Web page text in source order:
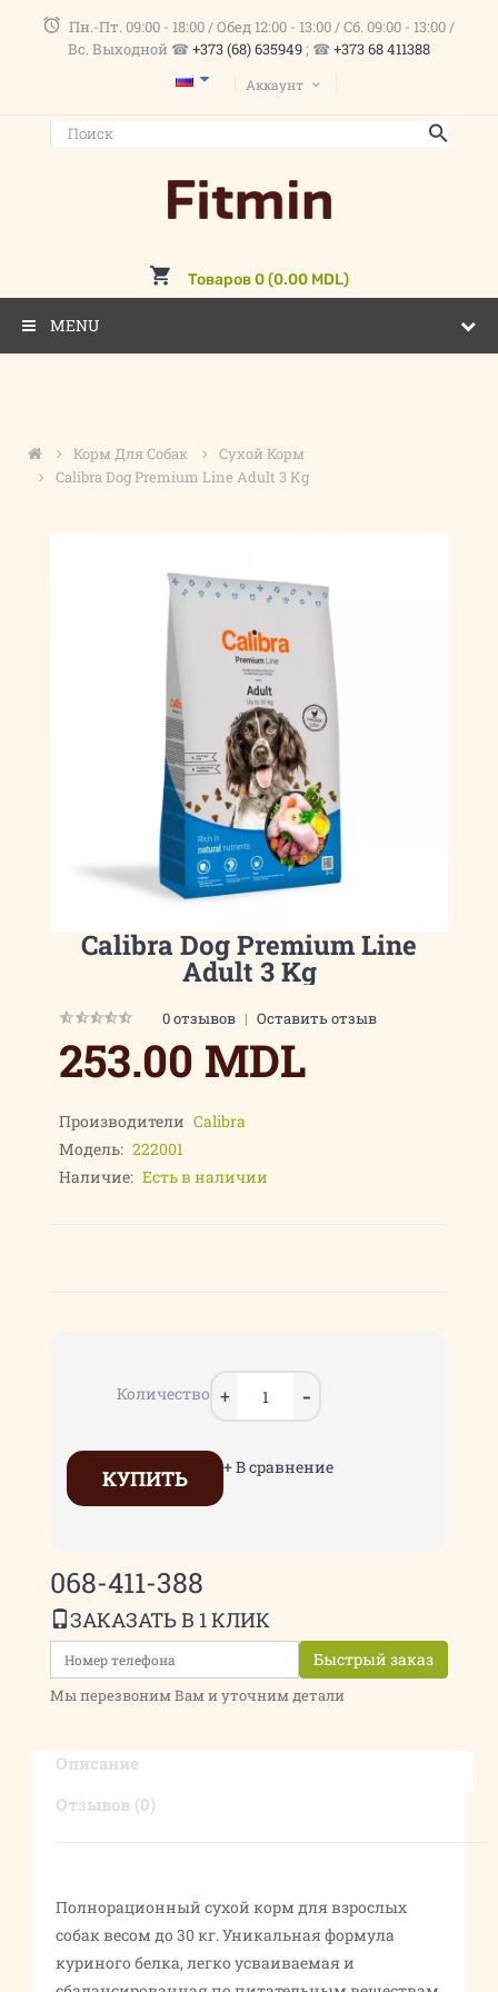
Пн.-Пт. 09:00 - 18:00 / Обед 12:00 - 13:00 / Сб. 09:00 - 13:00 /
Вс. Выходной ☎+373 (68) 635949 ; ☎+373 68 411388
Аккаунт
Товаров 0 (0.00 MDL)
MENU
Корм Для Собак
Сухой Корм
Calibra Dog Premium Line Adult 3 Kg
Calibra Dog Premium Line
Adult 3 Kg
0 отзывов | Оставить отзыв
253.00 MDL
Производители Calibra
Модель: 222001
Наличие: Есть в наличии
Количество
КУПИТЬ + В сравнение
068-411-388
ЗАКАЗАТЬ В 1 КЛИК
Быстрый заказ
Мы перезвоним Вам и уточним детали
Описание
Отзывов (0)
Полнорационный сухой корм для взрослых
собак весом до 30 кг. Уникальная формула
куриного белка, легко усваиваемая и